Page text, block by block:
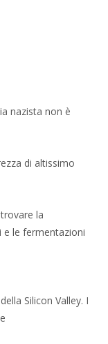
nazista non è
di altissimo
la
e le fermentazioni
Silicon Valley. I